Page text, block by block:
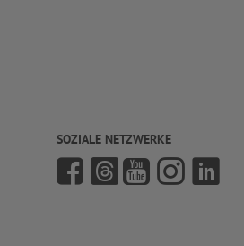
SOZIALE NETZWERKE